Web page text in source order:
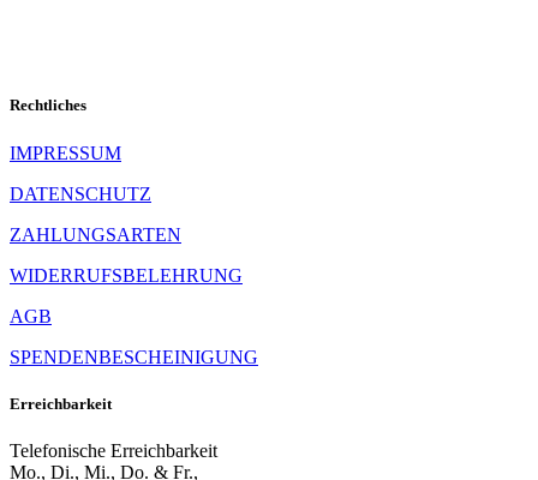
Rechtliches
IMPRESSUM
DATENSCHUTZ
ZAHLUNGSARTEN
WIDERRUFSBELEHRUNG
AGB
SPENDENBESCHEINIGUNG
Erreichbarkeit
Telefonische Erreichbarkeit
Mo., Di., Mi., Do. & Fr.,